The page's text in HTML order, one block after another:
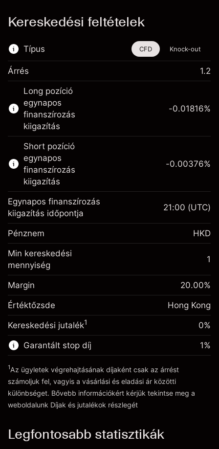
Kereskedési feltételek
Típus
Ez a pénzügyi eszköz CFD-ken és Knock-
outokon keresztül is kereskedhető.
Bővebb információk:
CFD-k
Knock-outok
CFD Knock-out
Árrés 1.2
Long pozíció
egynapos
finanszírozás
kiigazítás
Fedezet. A
befektetése
Egynapos
finanszírozás
kiigazítás
A pozíció teljes értékéből
származó díjak
Ügyletméret tőkeáttétellel ~HK$5,000.00
Tőkeáttételből származó pénz
HK$4,000.00
Ugrás a platformra
-0.01816%
Short pozíció
egynapos
finanszírozás
kiigazítás
Fedezet. A
befektetése
Egynapos
finanszírozás
kiigazítás
A pozíció teljes értékéből
származó díjak
-0.003762 %
Ügyletméret tőkeáttétellel ~
HK$4,000.00
Ugrás a platformra
-0.00376%
Egynapos finanszírozás
kiigazítás időpontja
21:00 (UTC)
Pénznem HKD
Min kereskedési
mennyiség
1
Margin 20.00%
Értéktőzsde Hong Kong
Kereskedési jutalék1 0%
Garantált stop díj
Díjak és jutalékokrészlegét
1%
1Az ügyletek végrehajtásának díjaként csak az árrést
számoljuk fel, vagyis a vásárlási és eladási ár közötti
különbséget. Bővebb információkért kérjük tekintse meg a
weboldalunk Díjak és jutalékok részlegét
Legfontosabb statisztikák